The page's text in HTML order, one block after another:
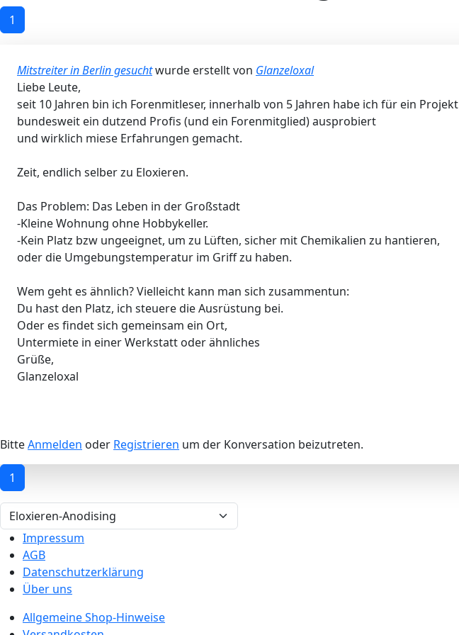
1
Mitstreiter in Berlin gesuchtwurde erstellt von Glanzeloxal
Liebe Leute,
seit 10 Jahren bin ich Forenmitleser, innerhalb von 5 Jahren habe ich für ein Projekt
bundesweit ein dutzend Profis (und ein Forenmitglied) ausprobiert
und wirklich miese Erfahrungen gemacht.
Zeit, endlich selber zu Eloxieren.
Das Problem: Das Leben in der Großstadt
-Kleine Wohnung ohne Hobbykeller.
-Kein Platz bzw ungeeignet, um zu Lüften, sicher mit Chemikalien zu hantieren,
oder die Umgebungstemperatur im Griff zu haben.
Wem geht es ähnlich? Vielleicht kann man sich zusammentun:
Du hast den Platz, ich steuere die Ausrüstung bei.
Oder es findet sich gemeinsam ein Ort,
Untermiete in einer Werkstatt oder ähnliches
Grüße,
Glanzeloxal
BitteAnmelden oder Registrieren um der Konversation beizutreten.
1
Impressum
AGB
Datenschutzerklärung
Über uns
Allgemeine Shop-Hinweise